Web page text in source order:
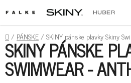
NA
OBSAH
DOMOV
/ PÁNSKE/ SKINY pánske plavky Skiny
SKINY PÁNSKE
SWIMWEAR -